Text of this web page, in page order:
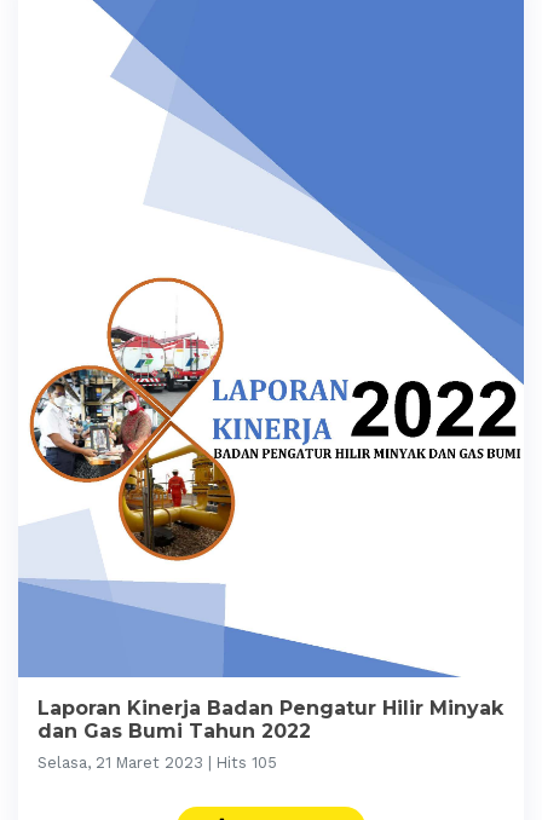
Laporan Kinerja Badan Pengatur Hilir Minyak
dan Gas Bumi Tahun 2022
Selasa, 21 Maret 2023 | Hits 105